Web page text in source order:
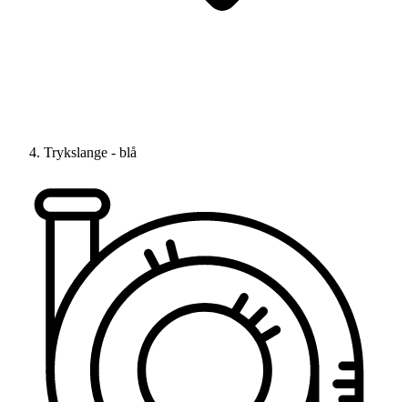
Trykslange - blå